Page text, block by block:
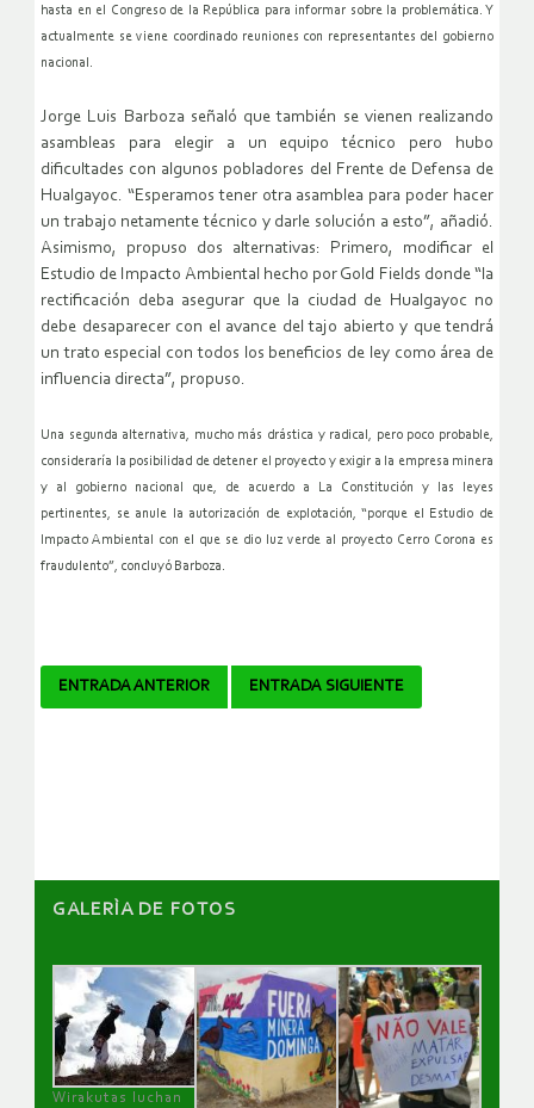
hasta en el Congreso de la República para informar sobre la problemática. Y
actualmente se viene coordinado reuniones con representantes del gobierno
nacional.
Jorge Luis Barboza señaló que también se vienen realizando
asambleas para elegir a un equipo técnico pero hubo
dificultades con algunos pobladores del Frente de Defensa de
Hualgayoc. “Esperamos tener otra asamblea para poder hacer
un trabajo netamente técnico y darle solución a esto”, añadió.
Asimismo, propuso dos alternativas: Primero, modificar el
Estudio de Impacto Ambiental hecho por Gold Fields donde “la
rectificación deba asegurar que la ciudad de Hualgayoc no
debe desaparecer con el avance del tajo abierto y que tendrá
un trato especial con todos los beneficios de ley como área de
influencia directa”, propuso.
Una segunda alternativa, mucho más drástica y radical, pero poco probable,
consideraría la posibilidad de detener el proyecto y exigir a la empresa minera
y al gobierno nacional que, de acuerdo a La Constitución y las leyes
pertinentes, se anule la autorización de explotación, “porque el Estudio de
Impacto Ambiental con el que se dio luz verde al proyecto Cerro Corona es
fraudulento”, concluyó Barboza.
Navegador
ENTRADA ANTERIOR ENTRADA SIGUIENTE
GALERÌA DE FOTOS
Wirakutas luchan